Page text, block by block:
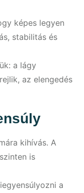
képes legyen
stabilitás és
a lágy
az elengedés
kihívás. A
is
a